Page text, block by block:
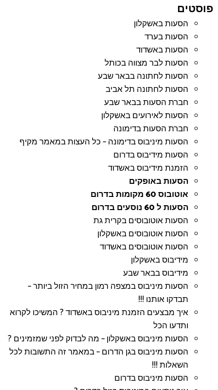
פוסטים
הסעות באשקלון
הסעות בערד
הסעות באשדוד
הסעות לבר מצווה בכותל
הסעות לחתונה בבאר שבע
הסעות לחתונה תל אביב
חברת הסעות בבאר שבע
הסעות לאירועים באשקלון
חברת הסעות בדימונה
הסעות מיניבוס בדימונה – כל העצות במאמר מקיף
הסעות מידיבוס בדרום
הזמנת מידיבוס באשדוד
הסעות באופקים
אוטובוס 60 מקומות בדרום
הסעות ל 60 נוסעים בדרום
הסעות אוטובוסים בקרית גת
הסעות אוטובוסים באשקלון
הסעות אוטובוסים באשדוד
מידיבוס באשקלון
מידיבוס בבאר שבע
הסעות מיניבוס במצפה רמון במחיר הזול ביותר –
תבדקו אותנו !!!
איך מבצעים הזמנת מיניבוס באשדוד ? המשיכו לקרוא
ותדעו הכל
הסעות מיניבוס באשקלון – מה לבדוק לפני שמזמינים ?
הסעות מיניבוס בגן הדרום – במאמר זה התשובות לכל
השאלות !!!
הסעות מיניבוס בדרום